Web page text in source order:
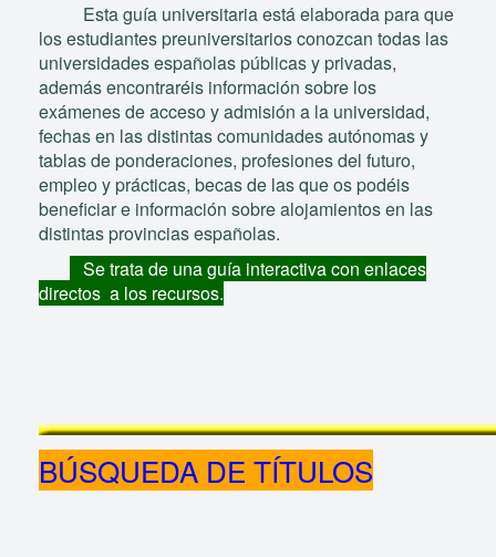
Esta guía universitaria está elaborada para que
los estudiantes preuniversitarios conozcan todas las
universidades españolas públicas y privadas,
además encontraréis información sobre los
exámenes de acceso y admisión a la universidad,
fechas en las distintas comunidades autónomas y
tablas de ponderaciones, profesiones del futuro,
empleo y prácticas, becas de las que os podéis
beneficiar e información sobre alojamientos en las
distintas provincias españolas.
Se trata de una guía interactiva con enlaces
directos a los recursos.
BÚSQUEDA DE TÍTULOS